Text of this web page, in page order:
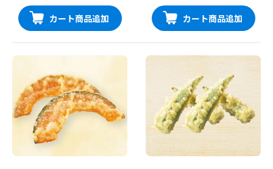
カート商品追加 カート商品追加